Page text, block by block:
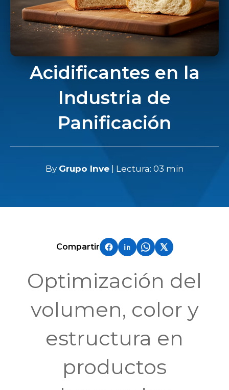
Acidificantes en la
Industria de
Panificación
By Grupo Inve| Lectura: 03 min
Compartir
Optimización del
volumen, color y
estructura en
productos